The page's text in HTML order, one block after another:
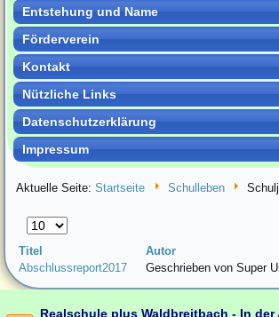
Entstehung und Name
Förderverein
Kontakt
Nützliche Links
Datenschutzerklärung
Impressum
Aktuelle Seite:Startseite Schulleben
Anzeige
#
Titel
Autor
Abschlussreport2017
Geschrieben von Super
Realschule plus Waldbreitbach - In der